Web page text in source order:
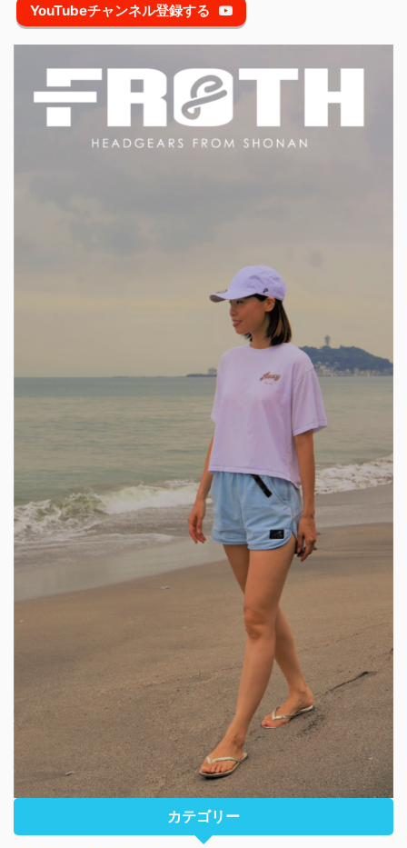
YouTubeチャンネル登録する
カテゴリー